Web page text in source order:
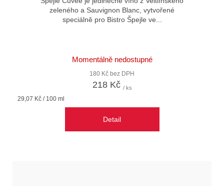
zeleného a Sauvignon Blanc, vytvořené
speciálně pro Bistro Špejle ve...
Momentálně nedostupné
180 Kč bez DPH
218 Kč / ks
Měrná
29,07 Kč / 100 ml
Detail